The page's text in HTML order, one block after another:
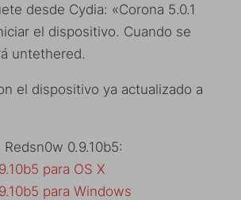
desde Cydia: «Corona 5.0.1
el dispositivo. Cuando se
untethered.
el dispositivo ya actualizado a
0.9.10b5:
para OS X
para Windows